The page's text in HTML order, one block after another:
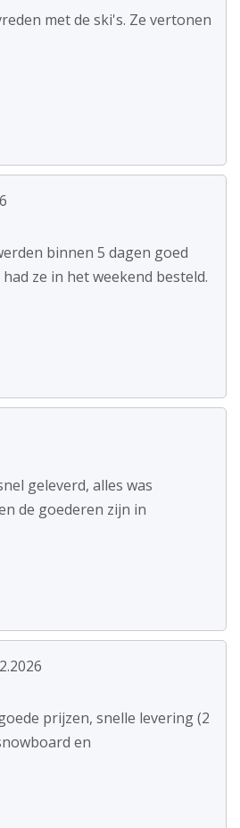
met de ski's. Ze vertonen
binnen 5 dagen goed
ze in het weekend besteld.
geleverd, alles was
de goederen zijn in
prijzen, snelle levering (2
en